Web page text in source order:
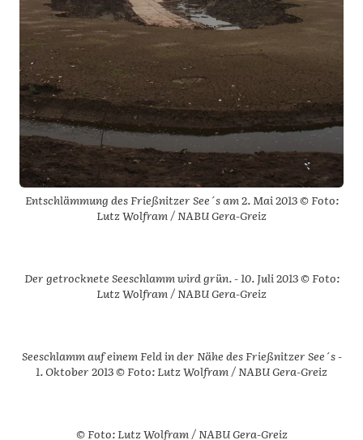
Entschlämmung des Frießnitzer See´s am 2. Mai 2013 © Foto:
Lutz Wolfram / NABU Gera-Greiz
Der getrocknete Seeschlamm wird grün. - 10. Juli 2013 © Foto:
Lutz Wolfram / NABU Gera-Greiz
Seeschlamm auf einem Feld in der Nähe des Frießnitzer See´s -
1. Oktober 2013 © Foto: Lutz Wolfram / NABU Gera-Greiz
© Foto: Lutz Wolfram / NABU Gera-Greiz